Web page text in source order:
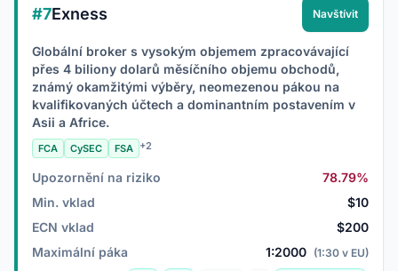
#7Exness Navštívit
Globální broker s vysokým objemem zpracovávající
přes 4 biliony dolarů měsíčního objemu obchodů,
známý okamžitými výběry, neomezenou pákou na
kvalifikovaných účtech a dominantním postavením v
Asii a Africe.
FCA CySEC FSA +2
Upozornění na riziko
78.79%
Min. vklad
$10
ECN vklad
$200
Maximální páka
1:2000 (1:30 v EU)